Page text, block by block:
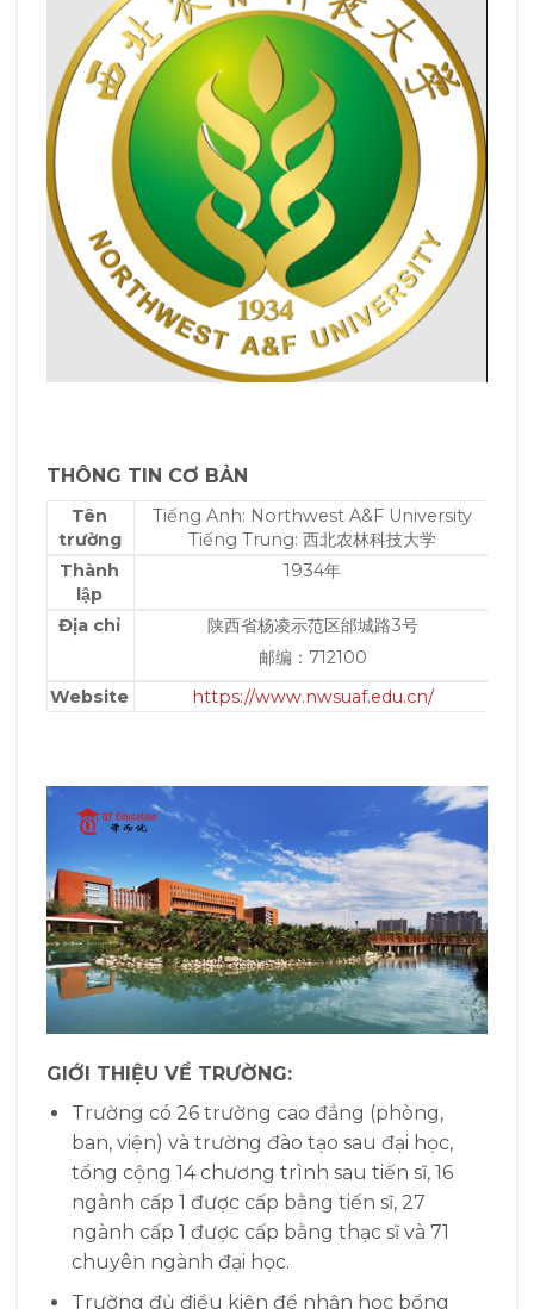
THÔNG TIN CƠ BẢN
Tên
trường
Tiếng Anh: Northwest A&F University
Tiếng Trung: 西北农林科技大学
Thành
lập
1934年
Địa chỉ
陕西省杨凌示范区邰城路3号
邮编：712100
Website
https://www.nwsuaf.edu.cn/
GIỚI THIỆU VỀ TRƯỜNG:
Trường có 26 trường cao đẳng (phòng,
ban, viện) và trường đào tạo sau đại học,
tổng cộng 14 chương trình sau tiến sĩ, 16
ngành cấp 1 được cấp bằng tiến sĩ, 27
ngành cấp 1 được cấp bằng thạc sĩ và 71
chuyên ngành đại học.
Trường đủ điều kiện để nhận học bổng